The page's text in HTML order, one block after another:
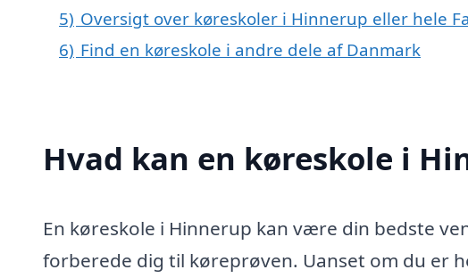
5) Oversigt over køreskoler i Hinnerup eller hele
6) Find en køreskole i andre dele af Danmark
Hvad kan en køreskole i
En køreskole i Hinnerup kan være din bedste
forberede dig til køreprøven. Uanset om du er